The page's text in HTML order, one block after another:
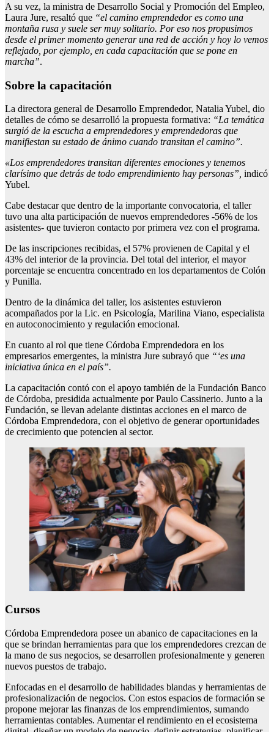
A su vez, la ministra de Desarrollo Social y Promoción del Empleo,
Laura Jure, resaltó que “el camino emprendedor es como una
montaña rusa y suele ser muy solitario. Por eso nos propusimos
desde el primer momento generar una red de acción y hoy lo vemos
reflejado, por ejemplo, en cada capacitación que se pone en
marcha”.
Sobre la capacitación
La directora general de Desarrollo Emprendedor, Natalia Yubel, dio
detalles de cómo se desarrolló la propuesta formativa: “La temática
surgió de la escucha a emprendedores y emprendedoras que
manifiestan su estado de ánimo cuando transitan el camino”.
«Los emprendedores transitan diferentes emociones y tenemos
clarísimo que detrás de todo emprendimiento hay personas”, indicó
Yubel.
Cabe destacar que dentro de la importante convocatoria, el taller
tuvo una alta participación de nuevos emprendedores -56% de los
asistentes- que tuvieron contacto por primera vez con el programa.
De las inscripciones recibidas, el 57% provienen de Capital y el
43% del interior de la provincia. Del total del interior, el mayor
porcentaje se encuentra concentrado en los departamentos de Colón
y Punilla.
Dentro de la dinámica del taller, los asistentes estuvieron
acompañados por la Lic. en Psicología, Marilina Viano, especialista
en autoconocimiento y regulación emocional.
En cuanto al rol que tiene Córdoba Emprendedora en los
empresarios emergentes, la ministra Jure subrayó que “‘es una
iniciativa única en el país”.
La capacitación contó con el apoyo también de la Fundación Banco
de Córdoba, presidida actualmente por Paulo Cassinerio. Junto a la
Fundación, se llevan adelante distintas acciones en el marco de
Córdoba Emprendedora, con el objetivo de generar oportunidades
de crecimiento que potencien al sector.
Cursos
Córdoba Emprendedora posee un abanico de capacitaciones en la
que se brindan herramientas para que los emprendedores crezcan de
la mano de sus negocios, se desarrollen profesionalmente y generen
nuevos puestos de trabajo.
Enfocadas en el desarrollo de habilidades blandas y herramientas de
profesionalización de negocios. Con estos espacios de formación se
propone mejorar las finanzas de los emprendimientos, sumando
herramientas contables. Aumentar el rendimiento en el ecosistema